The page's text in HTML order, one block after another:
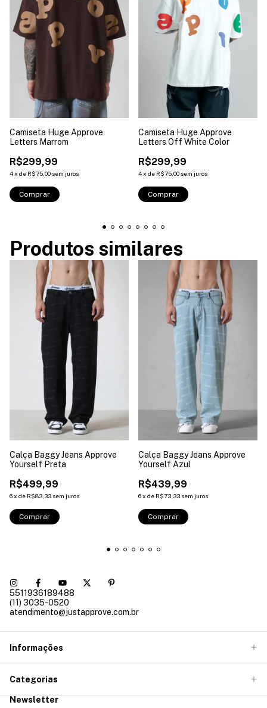
Camiseta Huge Approve
Letters Marrom
R$299,99
4x de R$75,00 sem juros
Comprar
Camiseta Huge Approve
Letters Off White Color
R$299,99
4x de R$75,00 sem juros
Comprar
Produtos similares
Calça Baggy Jeans Approve
Yourself Preta
R$499,99
6x de R$83,33 sem juros
Comprar
Calça Baggy Jeans Approve
Yourself Azul
R$439,99
6x de R$73,33 sem juros
Comprar
5511936189488
(11) 3035-0520
atendimento@justapprove.com.br
Informações
Categorias
Newsletter